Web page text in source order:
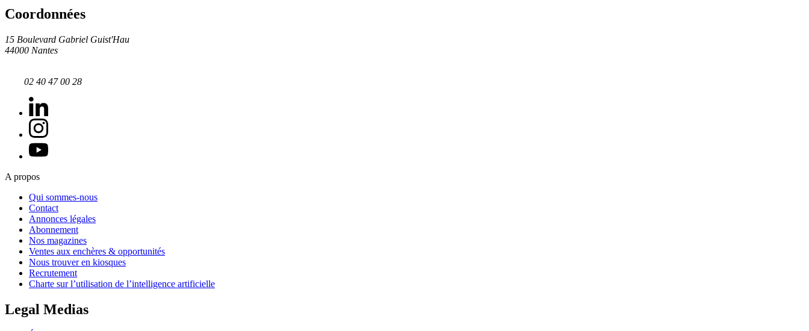
Coordonnées
15 Boulevard Gabriel Guist'Hau
44000 Nantes
02 40 47 00 28
A propos
Qui sommes-nous
Contact
Annonces légales
Abonnement
Nos magazines
Ventes aux enchères & opportunités
Nous trouver en kiosques
Recrutement
Charte sur l’utilisation de l’intelligence artificielle
Legal Medias